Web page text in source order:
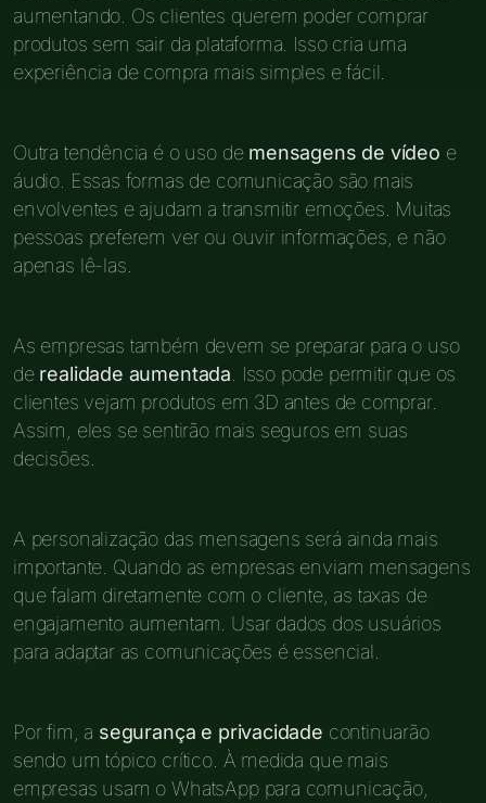
aumentando. Os clientes querem poder comprar
produtos sem sair da plataforma. Isso cria uma
experiência de compra mais simples e fácil.
Outra tendência é o uso de mensagens de vídeo e
áudio. Essas formas de comunicação são mais
envolventes e ajudam a transmitir emoções. Muitas
pessoas preferem ver ou ouvir informações, e não
apenas lê-las.
As empresas também devem se preparar para o uso
de realidade aumentada . Isso pode permitir que os
clientes vejam produtos em 3D antes de comprar.
Assim, eles se sentirão mais seguros em suas
decisões.
A personalização das mensagens será ainda mais
importante. Quando as empresas enviam mensagens
que falam diretamente com o cliente, as taxas de
engajamento aumentam. Usar dados dos usuários
para adaptar as comunicações é essencial.
Por fim, a segurança e privacidade continuarão
sendo um tópico crítico. À medida que mais
empresas usam o WhatsApp para comunicação,